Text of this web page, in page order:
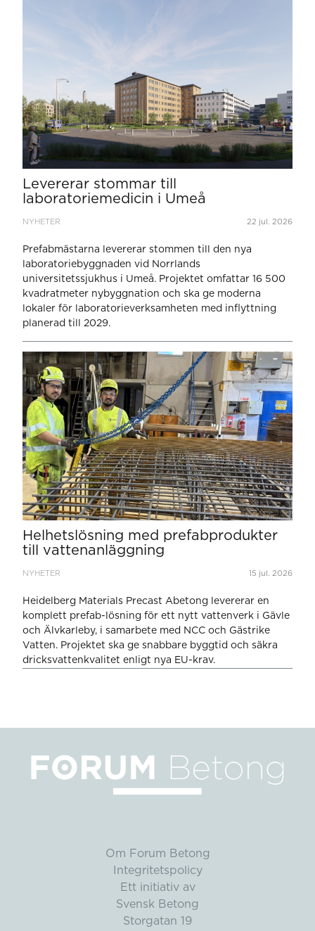
Levererar stommar till
laboratoriemedicin i Umeå
NYHETER 22 jul. 2026
Prefabmästarna levererar stommen till den nya
laboratoriebyggnaden vid Norrlands
universitetssjukhus i Umeå. Projektet omfattar 16 500
kvadratmeter nybyggnation och ska ge moderna
lokaler för laboratorieverksamheten med inflyttning
planerad till 2029.
Helhetslösning med prefabprodukter
till vattenanläggning
NYHETER 15 jul. 2026
Heidelberg Materials Precast Abetong levererar en
komplett prefab-lösning för ett nytt vattenverk i Gävle
och Älvkarleby, i samarbete med NCC och Gästrike
Vatten. Projektet ska ge snabbare byggtid och säkra
dricksvattenkvalitet enligt nya EU-krav.
Om Forum Betong
Integritetspolicy
Ett initiativ av
Svensk Betong
Storgatan 19